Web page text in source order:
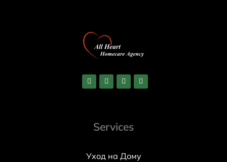
Services
Уход на Дому